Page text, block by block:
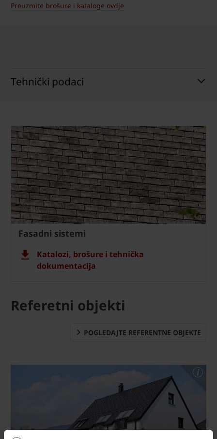
Preuzmite brošure i kataloge ovdje
Tehnički podaci
Fasadni sistemi
Katalozi, brošure i tehnička
dokumentacija
Referetni objekti
POGLEDAJTE REFERENTNE OBJEKTE